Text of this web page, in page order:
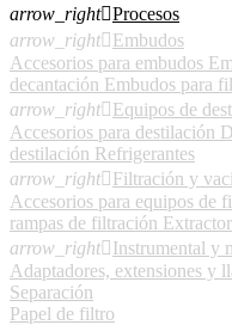
arrow_rightProcesos
arrow_right Embudos
Accesorios para embudos
decantación Embudos para
arrow_right Equipos de
Accesorios para destilación
destilación Refrigerantes
arrow_right Filtración y
Accesorios para equipos de
rampas de filtración
arrow_right Instrumental y
Adaptadores, extensiones y
Separación
Papel de filtro